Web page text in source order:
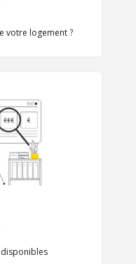
votre logement ?